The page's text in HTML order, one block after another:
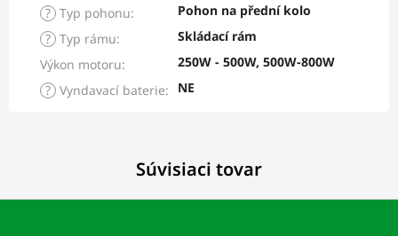
Súvisiaci tovar
? Typ pohonu:
Pohon na přední kolo
? Typ rámu:
Skládací rám
Výkon motoru:
250W - 500W, 500W-800W
? Vyndavací baterie: NE
Z